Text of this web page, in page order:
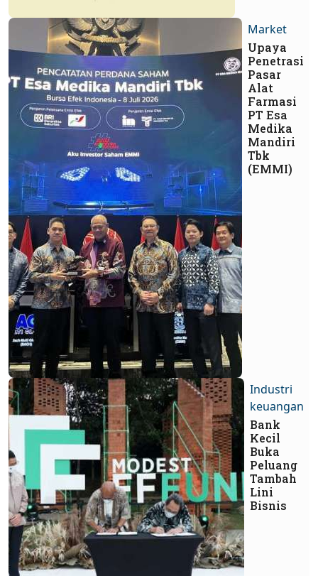
Market
Upaya
Penetrasi
Pasar
Alat
Farmasi
PT Esa
Medika
Mandiri
Tbk
(EMMI)
Industri
keuangan
Bank
Kecil
Buka
Peluang
Tambah
Lini
Bisnis